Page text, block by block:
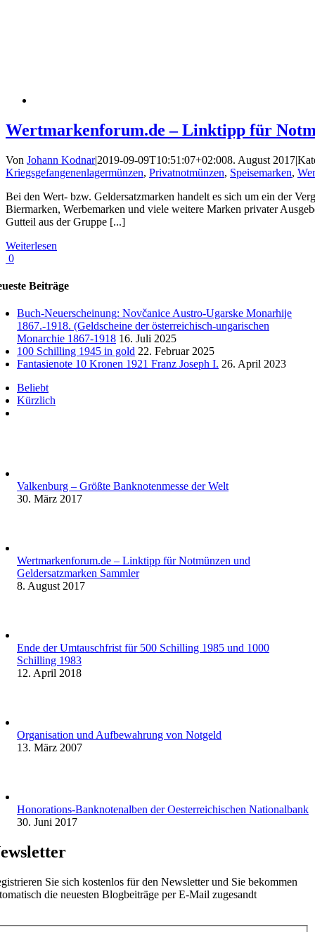
Wertmarkenforum.de – Linktipp für
Von Johann Kodnar|2019-09-09T10:51:07+02:008. August 2017|
Kriegsgefangenenlagermünzen, Privatnotmünzen, Speisemarken,
Bei den Wert- bzw. Geldersatzmarken handelt es sich um ein der
Biermarken, Werbemarken und viele weitere Marken privater
Gutteil aus der Gruppe [...]
Weiterlesen
0
Beiträge
Buch-Neuerscheinung: Novčanice Austro-Ugarske Monarhije
1867.-1918. (Geldscheine der österreichisch-ungarischen
Monarchie 1867-1918 16. Juli 2025
100 Schilling 1945 in gold 22. Februar 2025
Fantasienote 10 Kronen 1921 Franz Joseph I. 26. April 2023
Beliebt
Kürzlich
Valkenburg – Größte Banknotenmesse der Welt
30. März 2017
Wertmarkenforum.de – Linktipp für Notmünzen und
Geldersatzmarken Sammler
8. August 2017
Ende der Umtauschfrist für 500 Schilling 1985 und 1000
Schilling 1983
12. April 2018
Organisation und Aufbewahrung von Notgeld
13. März 2007
Honorations-Banknotenalben der Oesterreichischen Nationalbank
30. Juni 2017
Sie sich kostenlos für den Newsletter und Sie bekommen
die neuesten Blogbeiträge per E-Mail zugesandt